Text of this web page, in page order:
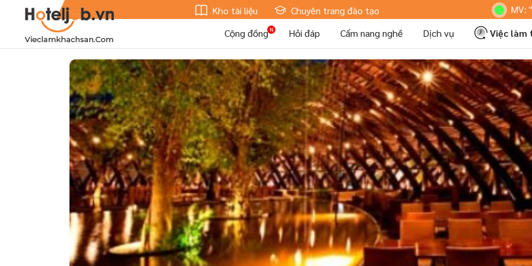
Kho tài liệu Chuyên trang đào tạo Hoteljob MV: "Tôi Là
Cộng đồng
Hỏi đáp Cẩm nang nghề Dịch vụ
Việc làm